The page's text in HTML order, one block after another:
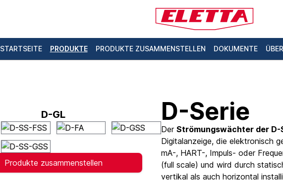
STARTSEITE PRODUKTE PRODUKTE ZUSAMMENSTELLEN DOKUMENTE
D-GL
Produkte zusammenstellen
D-Serie
Der Strömungswächter der D-
Digitalanzeige, die elektronisch
mA-, HART-, Impuls- oder
(full scale) und wird durch
vertikal als auch horizontal